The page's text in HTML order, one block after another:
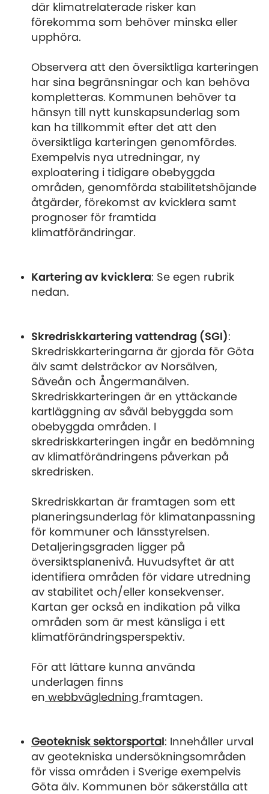
där klimatrelaterade risker kan
förekomma som behöver minska eller
upphöra.
Observera att den översiktliga karteringen
har sina begränsningar och kan behöva
kompletteras. Kommunen behöver ta
hänsyn till nytt kunskapsunderlag som
kan ha tillkommit efter det att den
översiktliga karteringen genomfördes.
Exempelvis nya utredningar, ny
exploatering i tidigare obebyggda
områden, genomförda stabilitetshöjande
åtgärder, förekomst av kvicklera samt
prognoser för framtida
klimatförändringar.
Kartering av kvicklera: Se egen rubrik
nedan.
Skredriskkartering vattendrag (SGI):
Skredriskkarteringarna är gjorda för Göta
älv samt delsträckor av Norsälven,
Säveån och Ångermanälven.
Skredriskkarteringen är en yttäckande
kartläggning av såväl bebyggda som
obebyggda områden. I
skredriskkarteringen ingår en bedömning
av klimatförändringens påverkan på
skredrisken.
Skredriskkartan är framtagen som ett
planeringsunderlag för klimatanpassning
för kommuner och länsstyrelsen.
Detaljeringsgraden ligger på
översiktsplanenivå. Huvudsyftet är att
identifiera områden för vidare utredning
av stabilitet och/eller konsekvenser.
Kartan ger också en indikation på vilka
områden som är mest känsliga i ett
klimatförändringsperspektiv.
För att lättare kunna använda
underlagen finns
en webbvägledning framtagen.
Geoteknisk sektorsporta : Innehåller urval
av geotekniska undersökningsområden
för vissa områden i Sverige exempelvis
Göta älv. Kommunen bör säkerställa att